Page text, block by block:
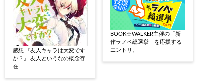
感想 『友人キャラは大変です
か？』 友人というなの概念存
在
BOOK☆WALKER主催の「新
作ラノベ総選挙」を応援する
エントリ。